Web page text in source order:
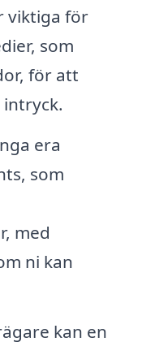
viktiga för
som
för att
era
som
med
ni kan
kan en